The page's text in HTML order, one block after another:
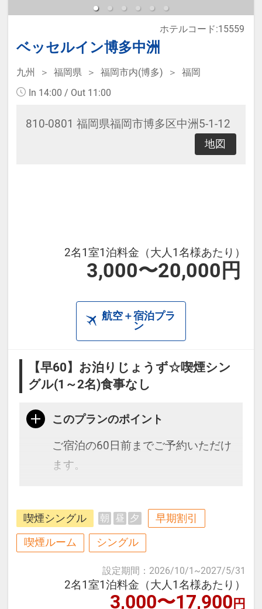
ベッセルイン博多中洲
ホテルコード:15559
九州 福岡県 福岡市内(博多)
福岡
In 14:00 / Out 11:00
810-0801 福岡県福岡市博多区中洲5-1-12
地図
2名1室1泊料金（大人1名様あたり）
3,000〜20,000円
航空＋宿泊プラ
ン
【早60】お泊りじょうず☆喫煙シン
グル(1～2名)食事なし
このプランのポイント
ご宿泊の60日前までご予約いただけ
ます。
す。全室シモンズ社製のベッドで快
適♪
≪お部屋タイプ≫スタンダードシン
グル 11平米 バス・トイレ付
喫煙シングル 朝 昼 夕 早期割引
喫煙ルーム シングル
設定期間 ： 2026/10/1 ~2027/5/31
2名1室1泊料金（大人1名様あたり）
3,000〜17,900円